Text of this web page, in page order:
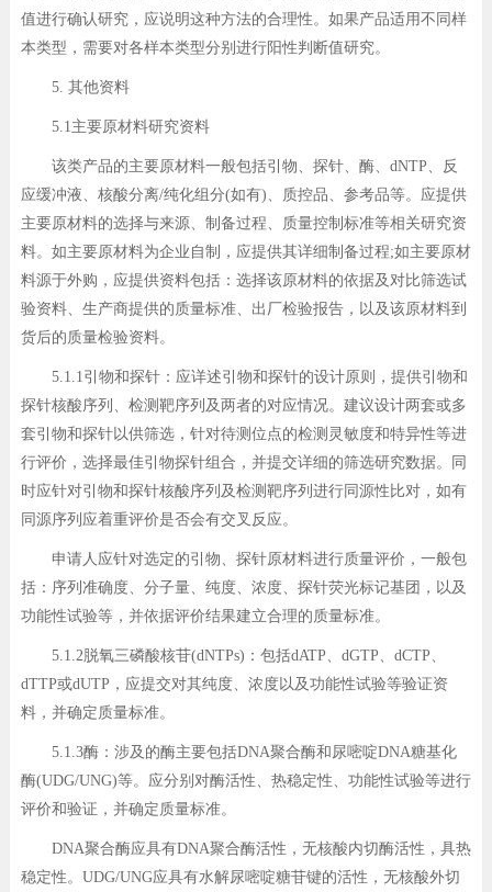
值进行确认研究，应说明这种方法的合理性。如果产品适用不同样
本类型，需要对各样本类型分别进行阳性判断值研究。
5. 其他资料
5.1主要原材料研究资料
该类产品的主要原材料一般包括引物、探针、酶、dNTP、反
应缓冲液、核酸分离/纯化组分(如有)、质控品、参考品等。应提供
主要原材料的选择与来源、制备过程、质量控制标准等相关研究资
料。如主要原材料为企业自制，应提供其详细制备过程;如主要原材
料源于外购，应提供资料包括：选择该原材料的依据及对比筛选试
验资料、生产商提供的质量标准、出厂检验报告，以及该原材料到
货后的质量检验资料。
5.1.1引物和探针：应详述引物和探针的设计原则，提供引物和
探针核酸序列、检测靶序列及两者的对应情况。建议设计两套或多
套引物和探针以供筛选，针对待测位点的检测灵敏度和特异性等进
行评价，选择最佳引物探针组合，并提交详细的筛选研究数据。同
时应针对引物和探针核酸序列及检测靶序列进行同源性比对，如有
同源序列应着重评价是否会有交叉反应。
申请人应针对选定的引物、探针原材料进行质量评价，一般包
括：序列准确度、分子量、纯度、浓度、探针荧光标记基团，以及
功能性试验等，并依据评价结果建立合理的质量标准。
5.1.2脱氧三磷酸核苷(dNTPs)：包括dATP、dGTP、dCTP、
dTTP或dUTP，应提交对其纯度、浓度以及功能性试验等验证资
料，并确定质量标准。
5.1.3酶：涉及的酶主要包括DNA聚合酶和尿嘧啶DNA糖基化
酶(UDG/UNG)等。应分别对酶活性、热稳定性、功能性试验等进行
评价和验证，并确定质量标准。
DNA聚合酶应具有DNA聚合酶活性，无核酸内切酶活性，具热
稳定性。UDG/UNG应具有水解尿嘧啶糖苷键的活性，无核酸外切